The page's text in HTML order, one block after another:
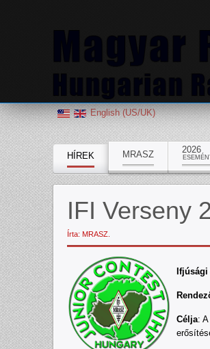
English (US/UK)
HÍREK MRASZ 2026
IFI Verseny
Írta: MRASZ.
Célja: